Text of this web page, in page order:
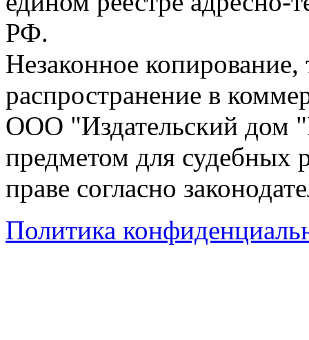
РФ.
Незаконное
распространение в
ООО "Издательский дом
предметом для судебных
праве согласно
Политика